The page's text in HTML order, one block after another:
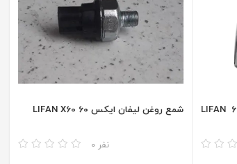
دیسک و صفحه لیفان ایکس ۶۰ LIFAN
شمع روغن لیفان ایکس 60 LIFAN X60
0 نفر